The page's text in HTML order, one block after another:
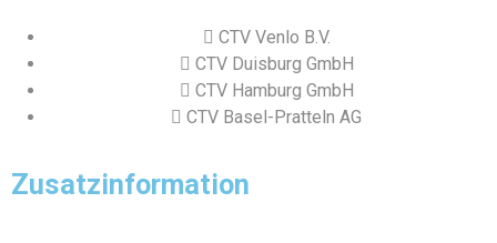
CTV Venlo B.V.
CTV Duisburg GmbH
CTV Hamburg GmbH
CTV Basel-Pratteln AG
Zusatzinformation